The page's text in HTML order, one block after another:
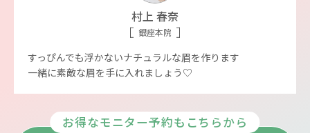
村上 春奈
銀座本院
すっぴんでも浮かないナチュラルな眉を作ります
一緒に素敵な眉を手に入れましょう♡
お得なモニター予約もこちらから